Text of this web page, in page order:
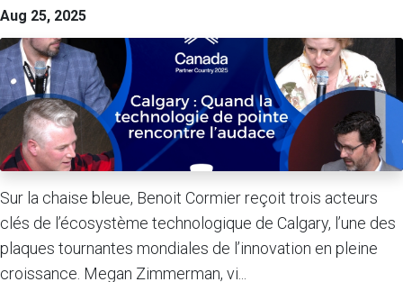
Aug 25, 2025
Sur la chaise bleue, Benoit Cormier reçoit trois acteurs
clés de l’écosystème technologique de Calgary, l’une des
plaques tournantes mondiales de l’innovation en pleine
croissance. Megan Zimmerman, vi...